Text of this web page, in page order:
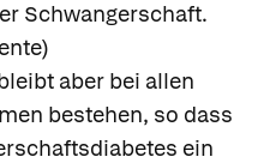
Schwangerschaft.
aber bei allen
bestehen, so dass
ein